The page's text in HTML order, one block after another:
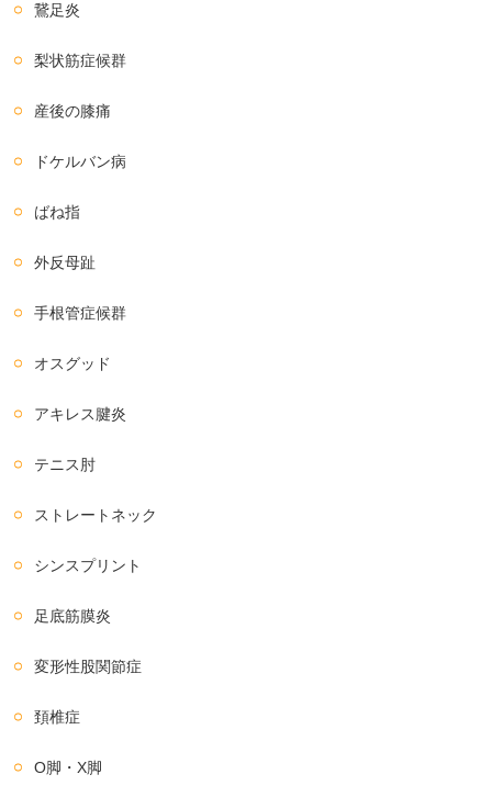
鵞足炎
梨状筋症候群
産後の膝痛
ドケルバン病
ばね指
外反母趾
手根管症候群
オスグッド
アキレス腱炎
テニス肘
ストレートネック
シンスプリント
足底筋膜炎
変形性股関節症
頚椎症
O脚・X脚